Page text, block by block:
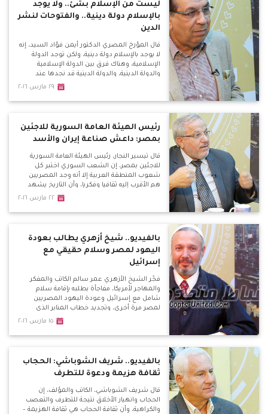
ليست من الإسلام بشئ.. ولا يوجد
بالإسلام دولة دينية.. والفتوحات لنشر
الدين
قال المؤرخ المصري الدكتور أيمن فؤاد السيد، إنه
لا يوجد بالإسلام دولة دينية، ولكن توجد الدولة
الإسلامية، وهناك فرق بين الدولة الإسلامية
والدولة الدينية، والدولة الدينية قد نجدها عند
٢٩ مارس ٢٠١٦
رئيس الهيئة العامة السورية للاجئين
بمصر: داعش صناعة إيران والأسد
قال تيسير النجار، رئيس الهيئة العامة السورية
للاجئين بمصر، إن الشعب السوري اختبر كل
شعوب المنطقة العربية إلا أنه وجد المصريين
هم الأقرب إليه ثقافيا وفكريا، وأن التاريخ يشهد
علي ذلك بأن الوحدة بين المصريين والشام دائما
الثقافي وحتى الطائفي واحد.
٢٢ مارس ٢٠١٦
بالفيديو.. شيخ أزهري يطالب بعودة
اليهود لمصر وسلام حقيقي مع
إسرائيل
فجّر الشيخ الأزهري عمر سالم الكاتب والمفكر
والمهاجر لأمريكا، مفاجأة بطلبه بإقامة سلام
شامل مع إسرائيل وعودة اليهود المصريين
لمصر مرة أخري، وتجديد خطاب المنابر الذي
يتحدث عن اليهود، وعودتهم للعيش بالدول
بأوروبا.
١٥ مارس ٢٠١٦
بالفيديو.. شريف الشوباشي: الحجاب
ثقافة هزيمة ودعوة للتطرف
قال شريف الشوباشي، الكاتب والمؤلف، إن
الحجاب وانهيار الأخلاق نتيجة للتطرف والتعصب
والكراهية، وأن ثقافة الحجاب هي ثقافة الهزيمة –